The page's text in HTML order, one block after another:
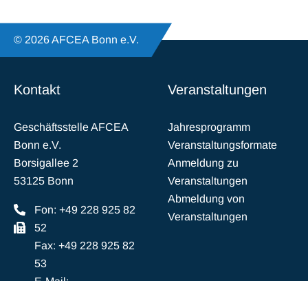
© 2026 AFCEA Bonn e.V.
Kontakt
Geschäftsstelle AFCEA
Bonn e.V.
Borsigallee 2
53125 Bonn
Fon: +49 228 925 82
52
Fax: +49 228 925 82
53
Veranstaltungen
Jahresprogramm
Veranstaltungsformate
Anmeldung zu
Veranstaltungen
Abmeldung von
Veranstaltungen